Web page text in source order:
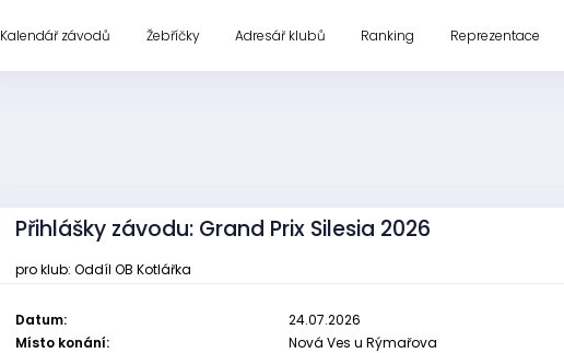
Kalendář závodů Žebříčky Adresář klubů Ranking Reprezentace
Přihlášky závodu: Grand Prix Silesia 2026
pro klub: Oddíl OB Kotlářka
Datum:
24.07.2026
Místo konání:
Nová Ves u Rýmařova